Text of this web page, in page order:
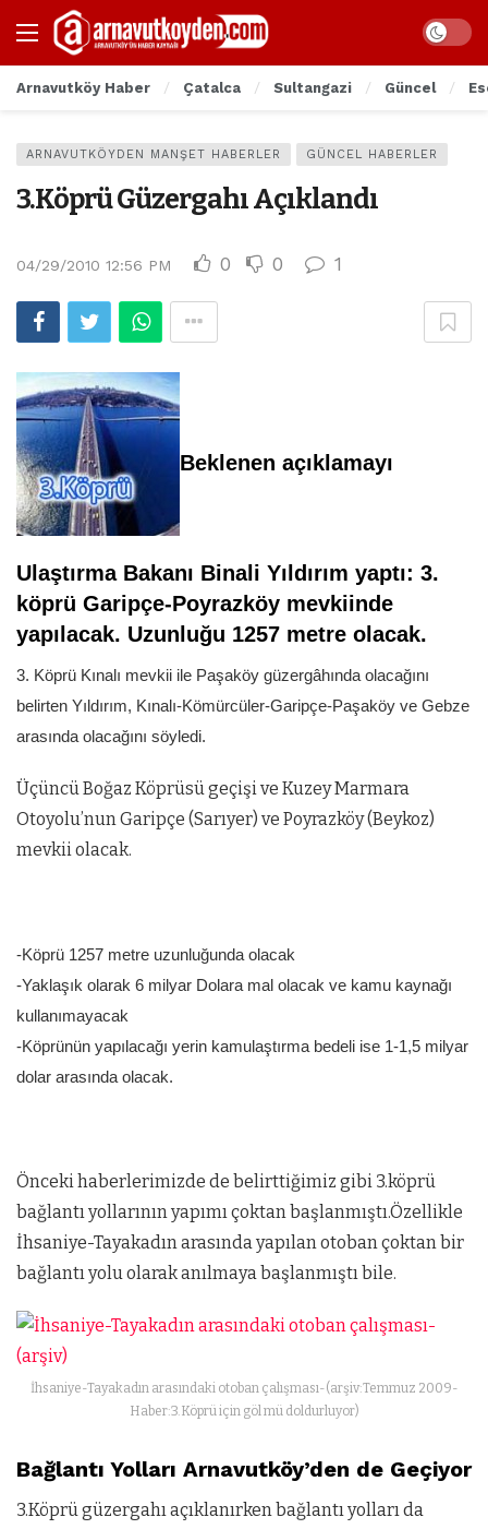
Arnavutköy Haber Çatalca Sultangazi Güncel
ARNAVUTKÖYDEN MANŞET HABERLER GÜNCEL HABERLER
3.Köprü Güzergahı Açıklandı
04/29/2010 12:56 PM 0 0 1
Beklenen açıklamayı
Ulaştırma Bakanı Binali Yıldırım yaptı: 3.
köprü Garipçe-Poyrazköy mevkiinde
yapılacak. Uzunluğu 1257 metre olacak.
3. Köprü Kınalı mevkii ile Paşaköy güzergâhında olacağını
belirten Yıldırım, Kınalı-Kömürcüler-Garipçe-Paşaköy ve Gebze
arasında olacağını söyledi.
Üçüncü Boğaz Köprüsü geçişi ve Kuzey Marmara
Otoyolu’nun Garipçe (Sarıyer) ve Poyrazköy (Beykoz)
mevkii olacak.
-Köprü 1257 metre uzunluğunda olacak
-Yaklaşık olarak 6 milyar Dolara mal olacak ve kamu kaynağı
kullanımayacak
-Köprünün yapılacağı yerin kamulaştırma bedeli ise 1-1,5 milyar
dolar arasında olacak.
Önceki haberlerimizde de belirttiğimiz gibi 3.köprü
bağlantı yollarının yapımı çoktan başlanmıştı.Özellikle
İhsaniye-Tayakadın arasında yapılan otoban çoktan bir
bağlantı yolu olarak anılmaya başlanmıştı bile.
İhsaniye-Tayakadın arasındaki otoban çalışması-(arşiv:Temmuz 2009-
Haber:3.Köprü için göl mü doldurluyor)
Bağlantı Yolları Arnavutköy’den de Geçiyor
3.Köprü güzergahı açıklanırken bağlantı yolları da